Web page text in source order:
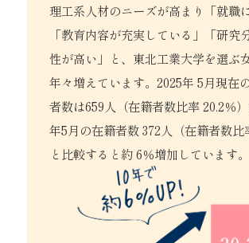
理工系人材のニーズが高まり「就職
「教育内容が充実している」「研究
性が高い」と、東北工業大学を選ぶ
年々増えています。2025年 5月現在
者数は659人（在籍者数比率 20.2％
年5月の在籍者数 372人（在籍者数比
と比較すると約 6％増加しています。